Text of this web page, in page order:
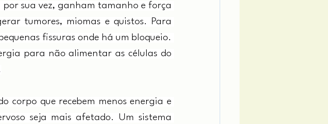
por sua vez, ganham tamanho e força
tumores, miomas e quistos. Para
fissuras onde há um bloqueio.
para não alimentar as células do
que recebem menos energia e
seja mais afetado. Um sistema